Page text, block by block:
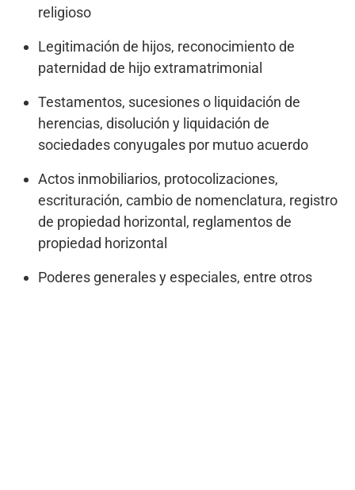
religioso
Legitimación de hijos, reconocimiento de
paternidad de hijo extramatrimonial
Testamentos, sucesiones o liquidación de
herencias, disolución y liquidación de
sociedades conyugales por mutuo acuerdo
Actos inmobiliarios, protocolizaciones,
escrituración, cambio de nomenclatura, registro
de propiedad horizontal, reglamentos de
propiedad horizontal
Poderes generales y especiales, entre otros